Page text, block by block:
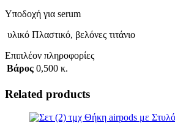
Υποδοχή για serum
υλικό Πλαστικό, βελόνες τιτάνιο
Επιπλέον πληροφορίες
Βάρος 0,500 κ.
Related products